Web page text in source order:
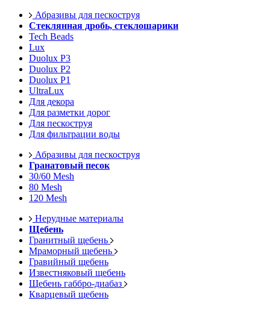
Абразивы для пескоструя
Стеклянная дробь, стеклошарики
Tech Beads
Lux
Duolux P3
Duolux P2
Duolux P1
UltraLux
Для декора
Для разметки дорог
Для пескоструя
Для фильтрации воды
Абразивы для пескоструя
Гранатовый песок
30/60 Mesh
80 Mesh
120 Mesh
Нерудные материалы
Щебень
Гранитный щебень
Мраморный щебень
Гравийный щебень
Известняковый щебень
Щебень габбро-диабаз
Кварцевый щебень